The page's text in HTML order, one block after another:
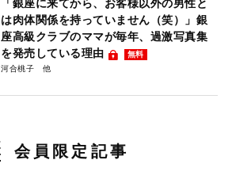
「銀座に来てから、お客様以外の男性と
は肉体関係を持っていません（笑）」銀
座高級クラブのママが毎年、過激写真集
を発売している理由
無料
河合桃子
会員限定記事